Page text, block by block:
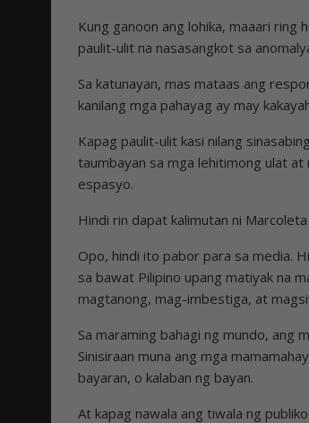
Kung ganoon ang lohika, maaari ring
paulit-ulit na nasasangkot sa
Sa katunayan, mas mataas ang
kanilang mga pahayag ay may
Kapag paulit-ulit kasi nilang
taumbayan sa mga lehitimong ulat
espasyo.
Hindi rin dapat kalimutan ni
Opo, hindi ito pabor para sa media.
sa bawat Pilipino upang matiyak na
magtanong, mag-imbestiga, at
Sa maraming bahagi ng mundo, ang
Sinisiraan muna ang mga
bayaran, o kalaban ng bayan.
At kapag nawala ang tiwala ng